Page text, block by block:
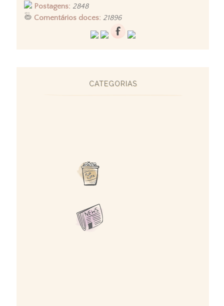
Postagens: 2848
Comentários doces: 21896
CATEGORIAS